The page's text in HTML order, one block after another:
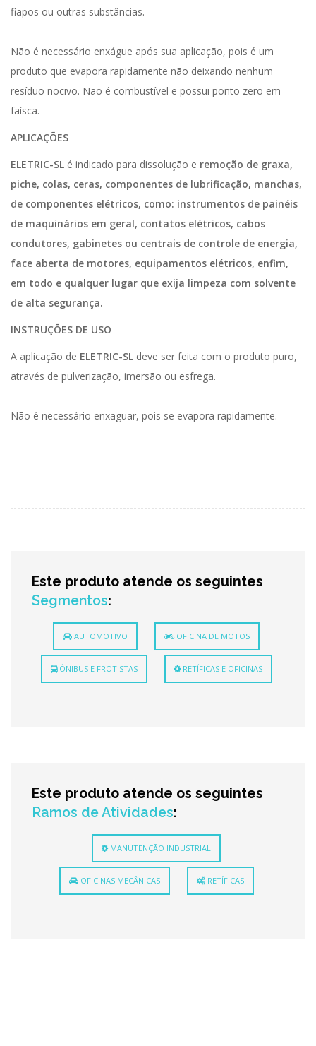
fiapos ou outras substâncias.
Não é necessário enxágue após sua aplicação, pois é um
produto que evapora rapidamente não deixando nenhum
resíduo nocivo. Não é combustível e possui ponto zero em
faísca.
APLICAÇÕES
ELETRIC-SL é indicado para dissolução e remoção de graxa,
piche, colas, ceras, componentes de lubrificação, manchas,
de componentes elétricos, como: instrumentos de painéis
de maquinários em geral, contatos elétricos, cabos
condutores, gabinetes ou centrais de controle de energia,
face aberta de motores, equipamentos elétricos, enfim,
em todo e qualquer lugar que exija limpeza com solvente
de alta segurança.
INSTRUÇÕES DE USO
A aplicação de ELETRIC-SL deve ser feita com o produto puro,
através de pulverização, imersão ou esfrega.
Não é necessário enxaguar, pois se evapora rapidamente.
Este produto atende os seguintes
Segmentos:
AUTOMOTIVO OFICINA DE MOTOS
ÔNIBUS E FROTISTAS RETÍFICAS E OFICINAS
Este produto atende os seguintes
Ramos de Atividades:
MANUTENÇÃO INDUSTRIAL
OFICINAS MECÂNICAS RETÍFICAS